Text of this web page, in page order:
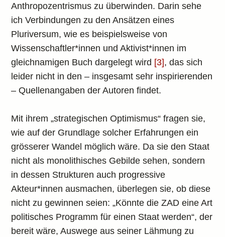
Anthropozentrismus zu überwinden. Darin sehe
ich Verbindungen zu den Ansätzen eines
Pluriversum, wie es beispielsweise von
Wissenschaftler*innen und Aktivist*innen im
gleichnamigen Buch dargelegt wird [3], das sich
leider nicht in den – insgesamt sehr inspirierenden
– Quellenangaben der Autoren findet.
Mit ihrem „strategischen Optimismus“ fragen sie,
wie auf der Grundlage solcher Erfahrungen ein
grösserer Wandel möglich wäre. Da sie den Staat
nicht als monolithisches Gebilde sehen, sondern
in dessen Strukturen auch progressive
Akteur*innen ausmachen, überlegen sie, ob diese
nicht zu gewinnen seien: „Könnte die ZAD eine Art
politisches Programm für einen Staat werden“, der
bereit wäre, Auswege aus seiner Lähmung zu